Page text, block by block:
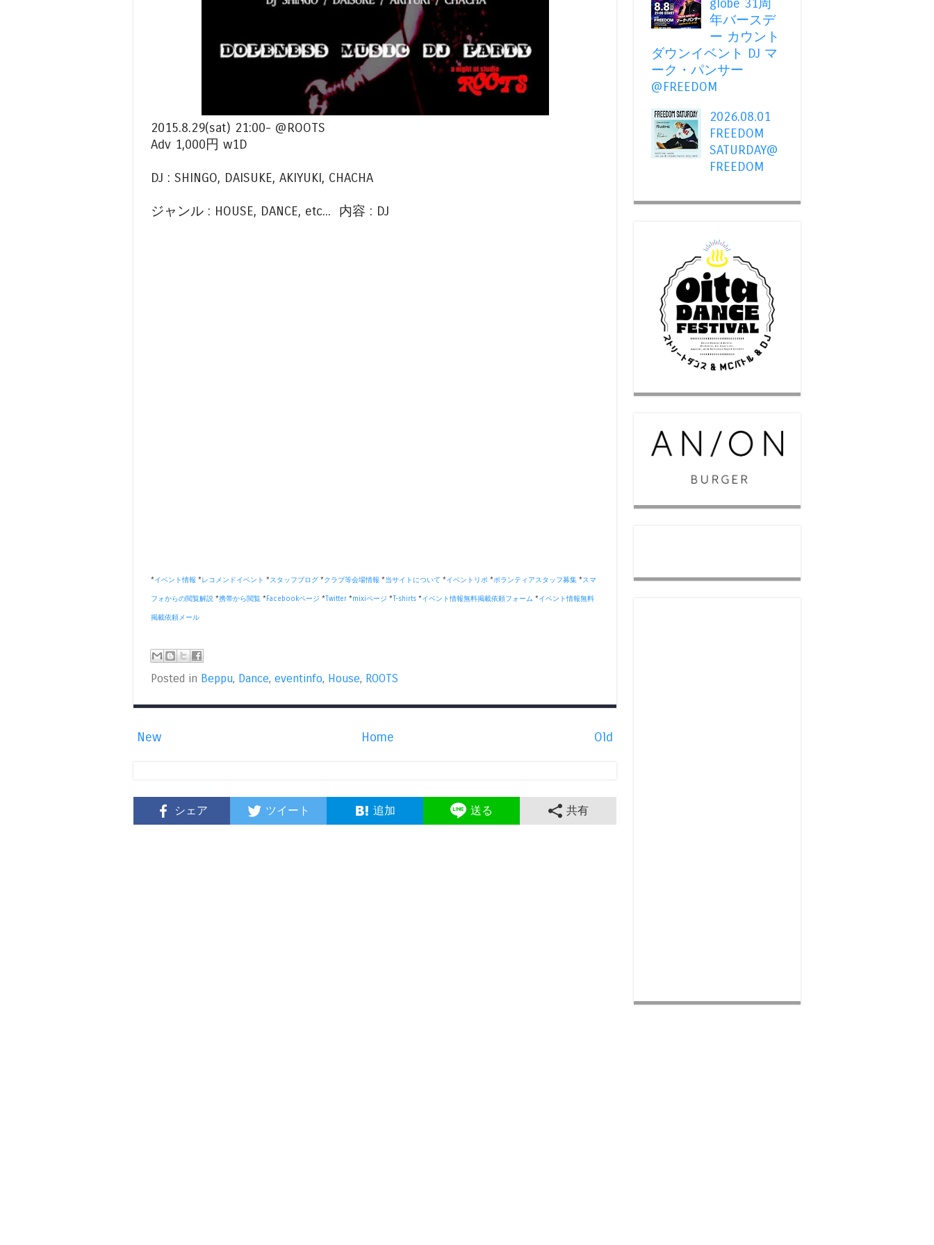
2015.8.29(sat) 21:00- @ROOTS
Adv 1,000円 w1D
DJ : SHINGO, DAISUKE, AKIYUKI, CHACHA
ジャンル : HOUSE, DANCE, etc... 内容 : DJ
*イベント情報 *レコメンドイベント *スタッフブログ *クラブ等会場情報 *当サイトについて *イベントリポ *ボランティアスタッフ募集 *スマ
フォからの閲覧解説 *携帯から閲覧 * Facebookページ *Twitter *mixiページ *T-shirts *イベント情報無料掲載依頼フォーム *イベント情報無料
掲載依頼メール
Posted in Beppu, Dance, eventinfo, House, ROOTS
New Old
Home
シェア ツイート 追加 送る 共有
globe 31周
年バースデ
ー カウント
ダウンイベント DJ マ
ーク・パンサー
@FREEDOM
2026.08.01
FREEDOM
SATURDAY@
FREEDOM